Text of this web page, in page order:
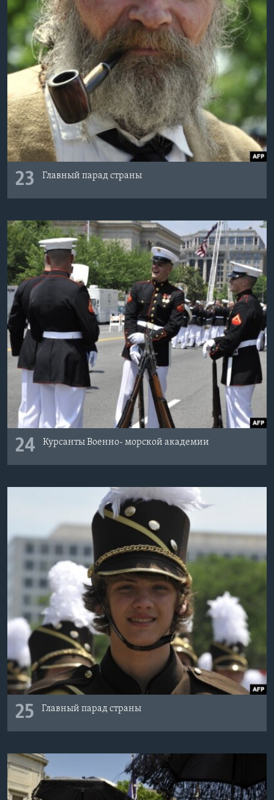
23 Главный парад страны
24 Курсанты Военно- морской академии
25 Главный парад страны